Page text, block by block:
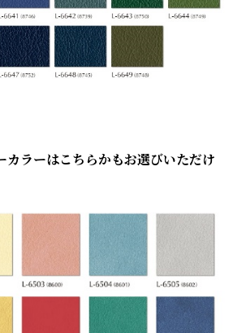
カラーはこちらかもお選びいただけ